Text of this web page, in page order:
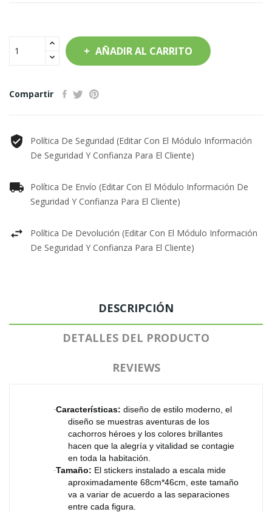
AÑADIR AL CARRITO
Compartir
Política De Seguridad (editar Con El Módulo Información
De Seguridad Y Confianza Para El Cliente)
Política De Envío (editar Con El Módulo Información De
Seguridad Y Confianza Para El Cliente)
Política De Devolución (editar Con El Módulo Información
De Seguridad Y Confianza Para El Cliente)
DESCRIPCIÓN
DETALLES DEL PRODUCTO
REVIEWS
·Características: diseño de estilo moderno, el
diseño se muestras aventuras de los
cachorros héroes y los colores brillantes
hacen que la alegría y vitalidad se contagie
en toda la habitación.
·Tamaño: El stickers instalado a escala mide
aproximadamente 68cm*46cm, este tamaño
va a variar de acuerdo a las separaciones
entre cada figura.